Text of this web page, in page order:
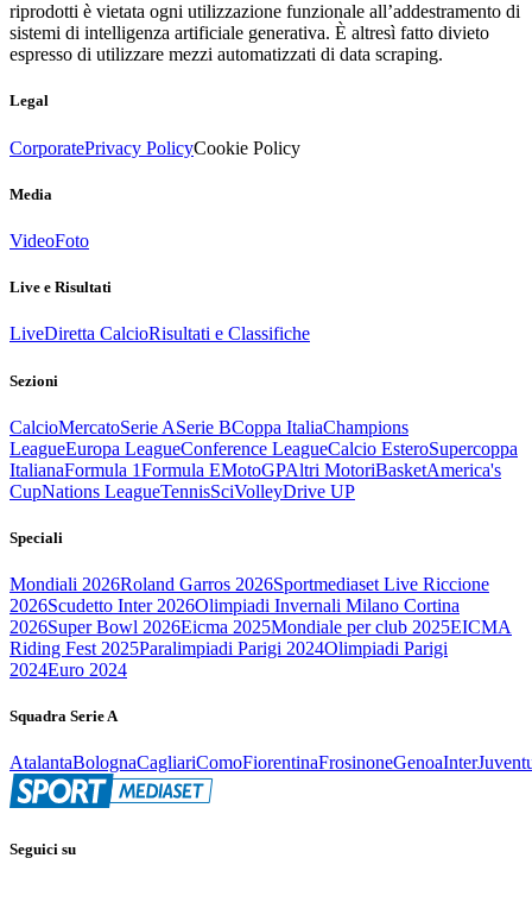
riprodotti è vietata ogni utilizzazione funzionale all’addestramento di
sistemi di intelligenza artificiale generativa. È altresì fatto divieto
espresso di utilizzare mezzi automatizzati di data scraping.
Legal
CorporatePrivacy PolicyCookie Policy
Media
VideoFoto
Live e Risultati
LiveDiretta CalcioRisultati e Classifiche
Sezioni
CalcioMercatoSerie ASerie BCoppa ItaliaChampions
LeagueEuropa LeagueConference LeagueCalcio EsteroSupercoppa
ItalianaFormula 1Formula EMotoGPAltri MotoriBasketAmerica's
CupNations LeagueTennisSciVolleyDrive UP
Speciali
Mondiali 2026Roland Garros 2026Sportmediaset Live Riccione
2026Scudetto Inter 2026Olimpiadi Invernali Milano Cortina
2026Super Bowl 2026Eicma 2025Mondiale per club 2025EICMA
Riding Fest 2025Paralimpiadi Parigi 2024Olimpiadi Parigi
2024Euro 2024
Squadra Serie A
AtalantaBolognaCagliariComoFiorentinaFrosinoneGenoaInter
Seguici su